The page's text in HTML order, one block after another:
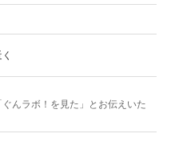
んラボ！を見た」とお伝えいた